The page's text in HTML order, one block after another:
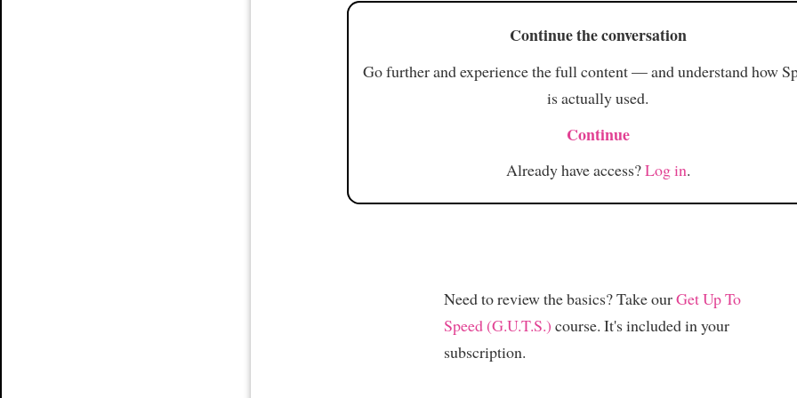
Continue the conversation
Go further and experience the full content — and understand how
is actually used.
Continue
Already have access?Log in.
Need to review the basics? Take ourGet Up To
Speed (G.U.T.S.) course. It's included in your
subscription.